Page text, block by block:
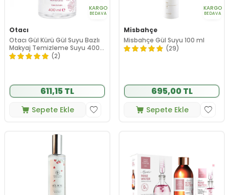
KARGO
BEDAVA
Otacı
Otacı Gül Kürü Gül Suyu Bazlı
Makyaj Temizleme Suyu 400
ml
(2)
611,15 TL
Sepete Ekle
KARGO
BEDAVA
Misbahçe
Misbahçe Gül Suyu 100 ml
(29)
695,00 TL
Sepete Ekle